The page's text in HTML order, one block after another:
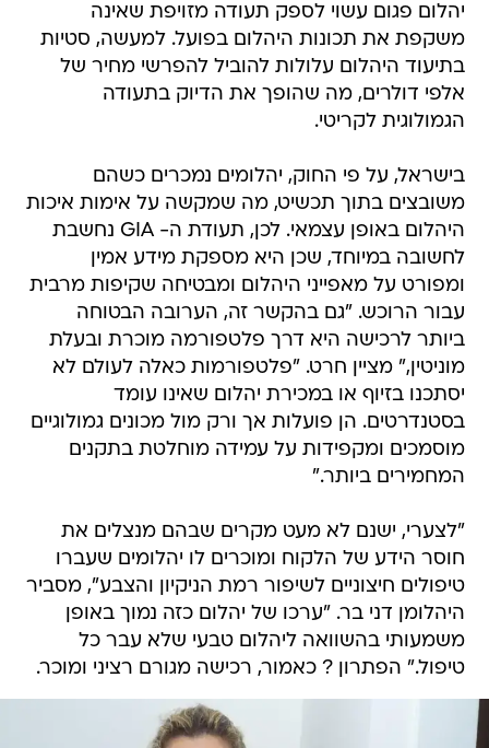
יהלום פגום עשוי לספק תעודה מזויפת שאינה
משקפת את תכונות היהלום בפועל. למעשה, סטיות
בתיעוד היהלום עלולות להוביל להפרשי מחיר של
אלפי דולרים, מה שהופך את הדיוק בתעודה
הגמולוגית לקריטי.
בישראל, על פי החוק, יהלומים נמכרים כשהם
משובצים בתוך תכשיט, מה שמקשה על אימות איכות
היהלום באופן עצמאי. לכן, תעודת ה- GIA נחשבת
לחשובה במיוחד, שכן היא מספקת מידע אמין
ומפורט על מאפייני היהלום ומבטיחה שקיפות מרבית
עבור הרוכש. "גם בהקשר זה, הערובה הבטוחה
ביותר לרכישה היא דרך פלטפורמה מוכרת ובעלת
מוניטין," מציין חרט. "פלטפורמות כאלה לעולם לא
יסתכנו בזיוף או במכירת יהלום שאינו עומד
בסטנדרטים. הן פועלות אך ורק מול מכונים גמולוגיים
מוסמכים ומקפידות על עמידה מוחלטת בתקנים
המחמירים ביותר."
"לצערי, ישנם לא מעט מקרים שבהם מנצלים את
חוסר הידע של הלקוח ומוכרים לו יהלומים שעברו
טיפולים חיצוניים לשיפור רמת הניקיון והצבע", מסביר
היהלומן דני בר. "ערכו של יהלום כזה נמוך באופן
משמעותי בהשוואה ליהלום טבעי שלא עבר כל
טיפול." הפתרון ? כאמור, רכישה מגורם רציני ומוכר.